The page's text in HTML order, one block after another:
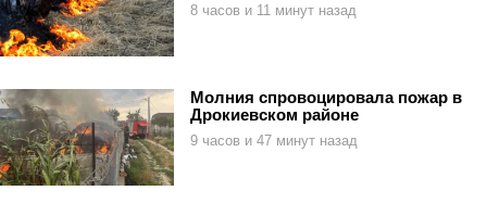
8 часов и 11 минут назад
Молния спровоцировала пожар в
Дрокиевском районе
9 часов и 47 минут назад